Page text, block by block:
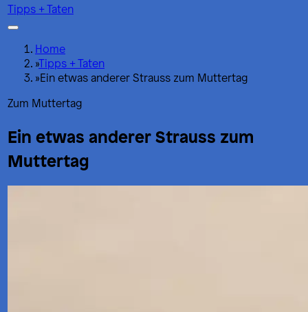
Tipps + Taten
Home
»Tipps + Taten
»Ein etwas anderer Strauss zum Muttertag
Zum Muttertag
Ein etwas anderer Strauss zum
Muttertag